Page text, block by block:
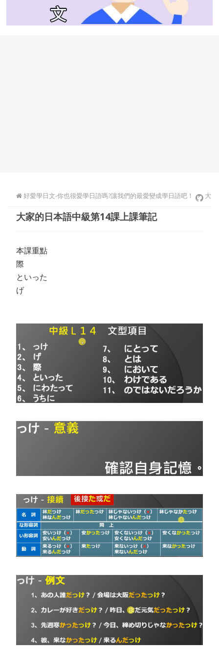
好愛學日文-你也很愛學日語嗎?讓我們的最愛變成學日語吧！ 大
家的日本語中級
大家的日本語中級第14課上課筆記
本課重點
際
といった
げ